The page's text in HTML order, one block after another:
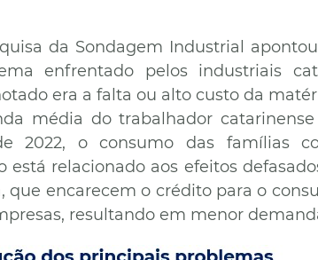
da Sondagem Industrial
enfrentado pelos industriais
era a falta ou alto custo da
média do trabalhador
2022, o consumo das famílias
está relacionado aos efeitos
que encarecem o crédito para o
resultando em menor